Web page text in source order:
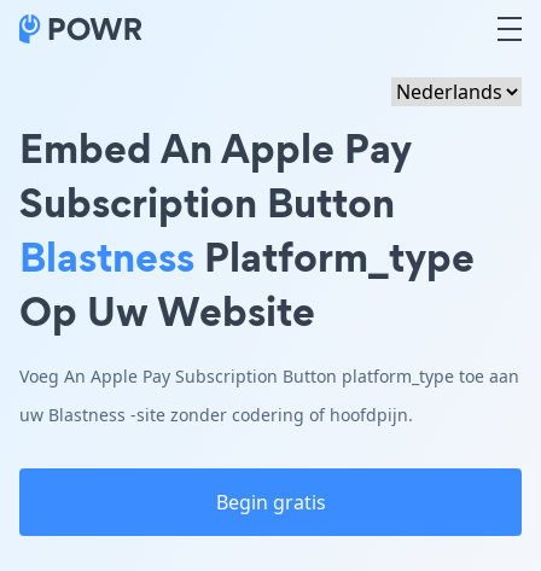
Embed An Apple Pay
Subscription Button
Blastness Platform_type
Op Uw Website
Voeg An Apple Pay Subscription Button platform_type toe aan
uw Blastness -site zonder codering of hoofdpijn.
Begin gratis